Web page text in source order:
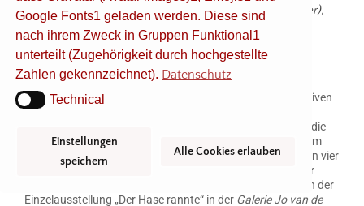
Boris Saccone,Hasenikone IV (Hase in blauem Feuer),
2024, Öl und Kohle auf Holz, 30 x 55 cm
Die Gemälde von Boris Saccone sind Hommagen an alte
Meister, die mit ornamental verspielten und religiösen Motiven
versetzt sind. Die Figuren und Formen erinnern oft an
mythische und fabelhafte Narrative. Ein weißer Rabe, der die
Sonne verdeckt, wirkt wie ein Zitat an die Pfingsttaube, dem
Symboltier für den Heiligen Geist. In der Vogel-Ikone fliegen vier
Schwalben beinahe märchenhaft ins Nichts. Und auch der
Hase taucht in seinen Arbeiten immer wieder auf – etwa in der
Einzelausstellung „Der Hase rannte“ in der Galerie Jo van de
Google Fonts1 geladen werden. Diese sind
nach ihrem Zweck in Gruppen Funktional1
unterteilt (Zugehörigkeit durch hochgestellte
Zahlen gekennzeichnet). Datenschutz
TechnicalTechnical
Einstellungen
speichern
Alle Cookies erlauben